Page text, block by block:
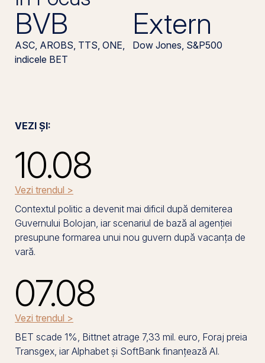
BVB
ASC, AROBS, TTS, ONE,
indicele BET
Extern
Dow Jones, S&P500
VEZI ȘI:
10.08
Vezi trendul >
Contextul politic a devenit mai dificil după demiterea
Guvernului Bolojan, iar scenariul de bază al agenției
presupune formarea unui nou guvern după vacanța de
vară.
07.08
Vezi trendul >
BET scade 1%, Bittnet atrage 7,33 mil. euro, Foraj preia
Transgex, iar Alphabet și SoftBank finanțează AI.